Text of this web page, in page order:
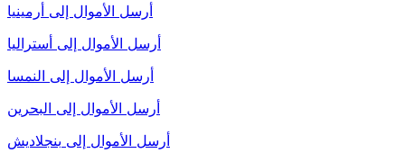
أرسل الأموال إلى أرمينيا
أرسل الأموال إلى أستراليا
أرسل الأموال إلى النمسا
أرسل الأموال إلى البحرين
أرسل الأموال إلى بنجلاديش